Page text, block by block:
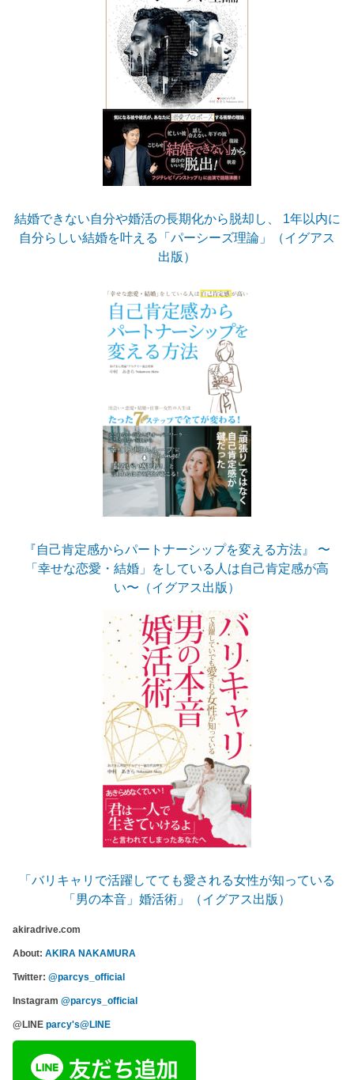
結婚できない自分や婚活の長期化から脱却し、 1年以内に
自分らしい結婚を叶える「パーシーズ理論」（イグアス
出版）
『自己肯定感からパートナーシップを変える方法』 〜
「幸せな恋愛・結婚」をしている人は自己肯定感が高
い〜（イグアス出版）
「バリキャリで活躍してても愛される女性が知っている
「男の本音」婚活術」（イグアス出版）
akiradrive.com
About:AKIRA NAKAMURA
Twitter:@parcys_official
Instagram@parcys_official
@LINEparcy's@LINE